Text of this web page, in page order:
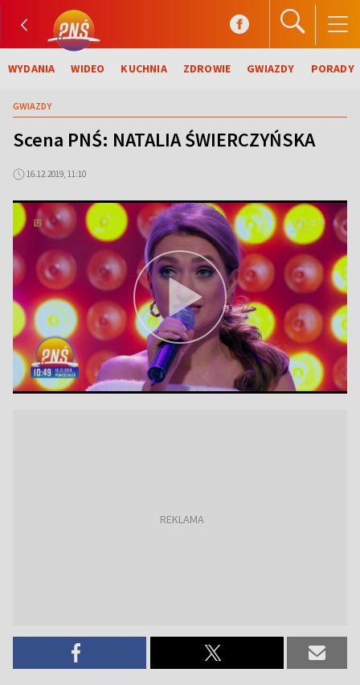
WYDANIA WIDEO KUCHNIA ZDROWIE GWIAZDY PORADY
GWIAZDY
Scena PNŚ: NATALIA ŚWIERCZYŃSKA
16.12.2019, 11:10